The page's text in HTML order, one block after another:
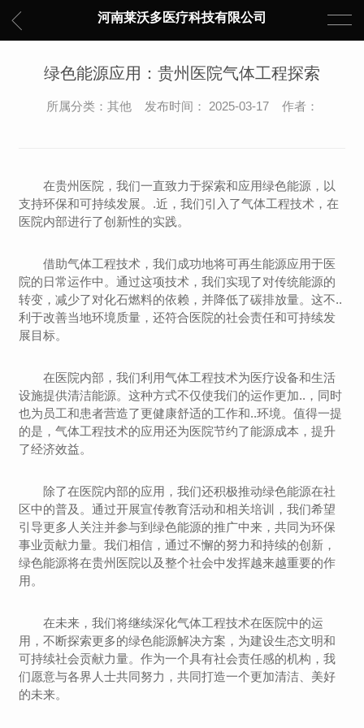
河南莱沃多医疗科技有限公司
绿色能源应用：贵州医院气体工程探索
所属分类：其他 发布时间： 2025-03-17 作者：
在贵州医院，我们一直致力于探索和应用绿色能源，以
支持环保和可持续发展。.近，我们引入了气体工程技术，在
医院内部进行了创新性的实践。
借助气体工程技术，我们成功地将可再生能源应用于医
院的日常运作中。通过这项技术，我们实现了对传统能源的
转变，减少了对化石燃料的依赖，并降低了碳排放量。这不..
利于改善当地环境质量，还符合医院的社会责任和可持续发
展目标。
在医院内部，我们利用气体工程技术为医疗设备和生活
设施提供清洁能源。这种方式不仅使我们的运作更加..，同时
也为员工和患者营造了更健康舒适的工作和..环境。值得一提
的是，气体工程技术的应用还为医院节约了能源成本，提升
了经济效益。
除了在医院内部的应用，我们还积极推动绿色能源在社
区中的普及。通过开展宣传教育活动和相关培训，我们希望
引导更多人关注并参与到绿色能源的推广中来，共同为环保
事业贡献力量。我们相信，通过不懈的努力和持续的创新，
绿色能源将在贵州医院以及整个社会中发挥越来越重要的作
用。
在未来，我们将继续深化气体工程技术在医院中的运
用，不断探索更多的绿色能源解决方案，为建设生态文明和
可持续社会贡献力量。作为一个具有社会责任感的机构，我
们愿意与各界人士共同努力，共同打造一个更加清洁、美好
的未来。